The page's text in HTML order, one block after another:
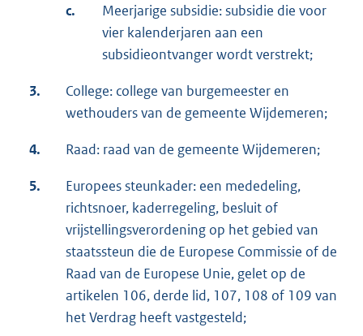
c.
Meerjarige subsidie: subsidie die voor
vier kalenderjaren aan een
subsidieontvanger wordt verstrekt;
3.
College: college van burgemeester en
wethouders van de gemeente Wijdemeren;
4. Raad: raad van de gemeente Wijdemeren;
5.
Europees steunkader: een mededeling,
richtsnoer, kaderregeling, besluit of
vrijstellingsverordening op het gebied van
staatssteun die de Europese Commissie of de
Raad van de Europese Unie, gelet op de
artikelen 106, derde lid, 107, 108 of 109 van
het Verdrag heeft vastgesteld;